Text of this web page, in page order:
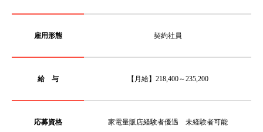
雇用形態 契約社員
給 与 【月給】218,400～235,200
応募資格 家電量販店経験者優遇 未経験者可能